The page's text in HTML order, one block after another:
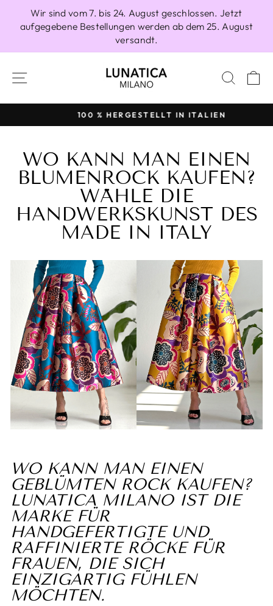
Inhalt
Wir sind vom 7. bis 24. August geschlossen. Jetzt
aufgegebene Bestellungen werden ab dem 25. August
versandt.
SEITENNAVIGATION
Pause
100 % HERGESTELLT IN ITALIEN
WO KANN MAN EINEN
BLUMENROCK KAUFEN?
WÄHLE DIE
HANDWERKSKUNST DES
MADE IN ITALY
WO KANN MAN EINEN
GEBLÜMTEN ROCK KAUFEN?
LUNATICA MILANO IST DIE
MARKE FÜR
HANDGEFERTIGTE UND
RAFFINIERTE RÖCKE FÜR
FRAUEN, DIE SICH
EINZIGARTIG FÜHLEN
MÖCHTEN.